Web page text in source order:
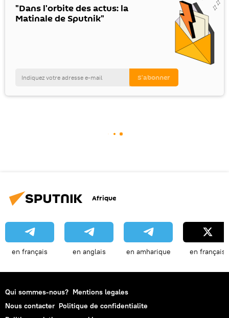
"Dans l'orbite des actus: la
Matinale de Sputnik"
Afrique
en français en anglais en amharique en français
Qui sommes-nous? Mentions legales
Nous contacter Politique de confidentialite